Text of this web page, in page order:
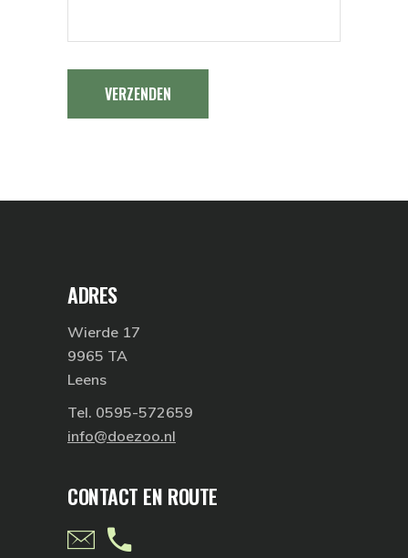
VERZENDEN
ADRES
Wierde 17
9965 TA
Leens
Tel. 0595-572659
info@doezoo.nl
CONTACT EN ROUTE